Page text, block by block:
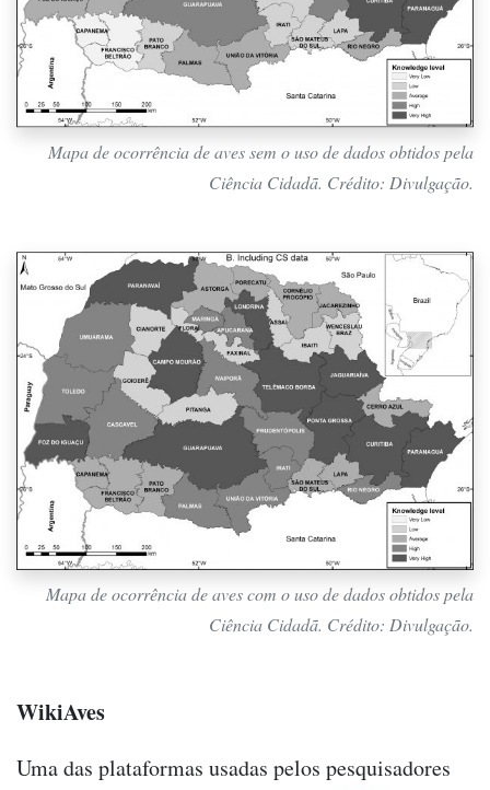
Mapa de ocorrência de aves sem o uso de dados obtidos pela
Ciência Cidadã. Crédito: Divulgação.
Mapa de ocorrência de aves com o uso de dados obtidos pela
Ciência Cidadã. Crédito: Divulgação.
WikiAves
Uma das plataformas usadas pelos pesquisadores